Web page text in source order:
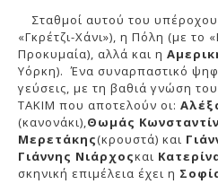
Σταθμοί αυτού του υπέροχου
«Γκρέτζι-Χάνι»), η Πόλη (με το
Προκυμαία), αλλά και η
Υόρκη). Ένα συναρπαστικό
γεύσεις, με τη βαθιά γνώση
ΤΑΚΙΜ που αποτελούν οι:
(κανονάκι),Θωμάς
Μερετάκης(κρουστά) και
Γιάννης Νιάρχοςκαι
σκηνική επιμέλεια έχει η